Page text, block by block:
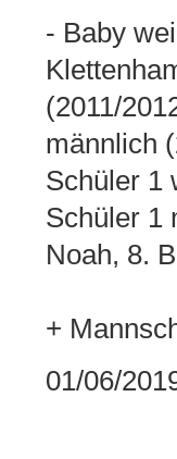
- Baby
(2011/
männlich
Schüler 1
Schüler 1
Noah, 8.
+
01/06/